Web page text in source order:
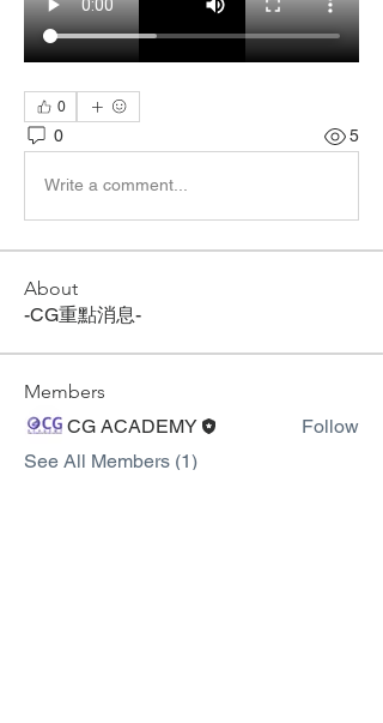
0
0 5
Write a comment...
About
-CG重點消息-
Members
CG ACADEMY
Follow
See All Members (1)